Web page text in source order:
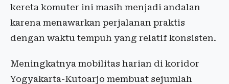
kereta komuter ini masih menjadi andalan
karena menawarkan perjalanan praktis
dengan waktu tempuh yang relatif konsisten.
Meningkatnya mobilitas harian di koridor
Yogyakarta-Kutoarjo membuat sejumlah